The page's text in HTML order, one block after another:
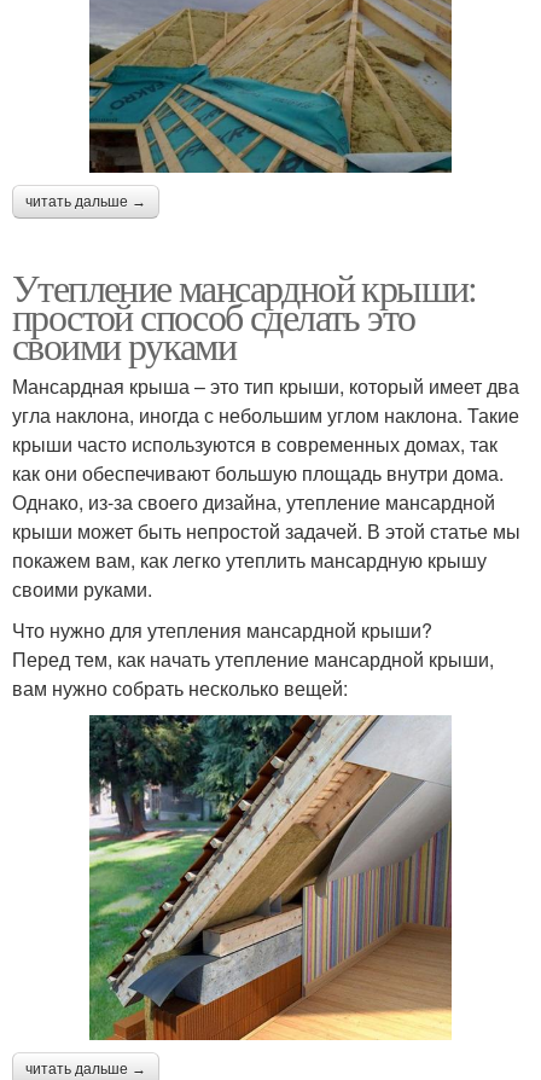
читать дальше →
Утепление мансардной крыши:
простой способ сделать это
своими руками
Мансардная крыша – это тип крыши, который имеет два
угла наклона, иногда с небольшим углом наклона. Такие
крыши часто используются в современных домах, так
как они обеспечивают большую площадь внутри дома.
Однако, из-за своего дизайна, утепление мансардной
крыши может быть непростой задачей. В этой статье мы
покажем вам, как легко утеплить мансардную крышу
своими руками.
Что нужно для утепления мансардной крыши?
Перед тем, как начать утепление мансардной крыши,
вам нужно собрать несколько вещей:
читать дальше →